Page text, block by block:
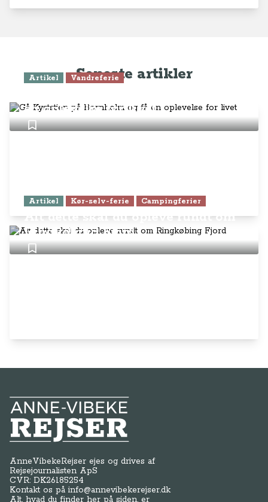
Seneste artikler
Artikel Vandreferie
en oplevelse for livet
Artikel Kør-selv-ferie Campingferier
Alt dette skal du opleve rundt om
Ringkøbing Fjord
Anne-Vibeke Rejser
AnneVibekeRejser ejes og drives af
Rejsejournalisten ApS
CVR: DK26185254
Kontakt os påinfo@annevibekerejser.dk
Alt, hvad du finder her på siden, er